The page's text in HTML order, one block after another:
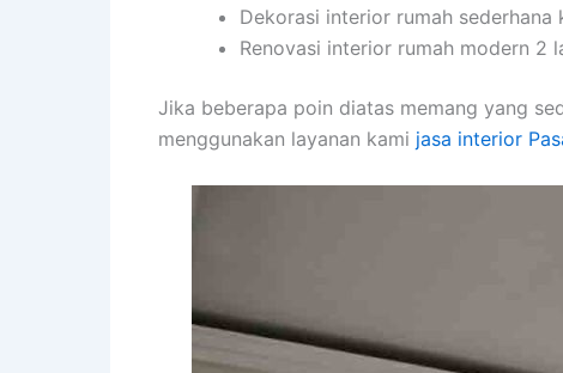
Dekorasi interior rumah sederhana
Renovasi interior rumah modern 2
Jika beberapa poin diatas memang yang
menggunakan layanan kami jasa interior